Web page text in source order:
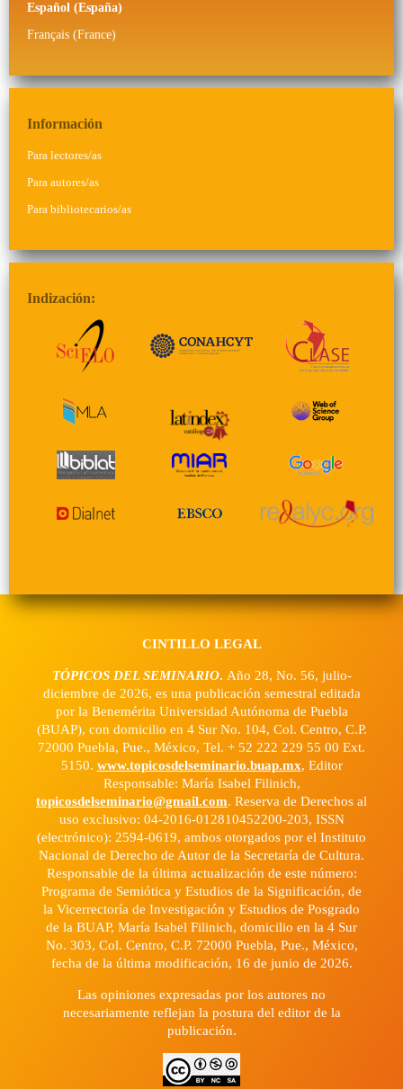
Español (España)
Français (France)
Información
Para lectores/as
Para autores/as
Para bibliotecarios/as
Indización:
CINTILLO LEGAL
TÓPICOS DEL SEMINARIO. Año 28, No. 56, julio-
diciembre de 2026, es una publicación semestral editada
por la Benemérita Universidad Autónoma de Puebla
(BUAP), con domicilio en 4 Sur No. 104, Col. Centro, C.P.
72000 Puebla, Pue., México, Tel. + 52 222 229 55 00 Ext.
5150. www.topicosdelseminario.buap.mx, Editor
Responsable: María Isabel Filinich,
topicosdelseminario@gmail.com. Reserva de Derechos al
uso exclusivo: 04-2016-012810452200-203, ISSN
(electrónico): 2594-0619, ambos otorgados por el Instituto
Nacional de Derecho de Autor de la Secretaría de Cultura.
Responsable de la última actualización de este número:
Programa de Semiótica y Estudios de la Significación, de
la Vicerrectoría de Investigación y Estudios de Posgrado
de la BUAP, María Isabel Filinich, domicilio en la 4 Sur
No. 303, Col. Centro, C.P. 72000 Puebla, Pue., México,
fecha de la última modificación, 16 de junio de 2026.
Las opiniones expresadas por los autores no
necesariamente reflejan la postura del editor de la
publicación.